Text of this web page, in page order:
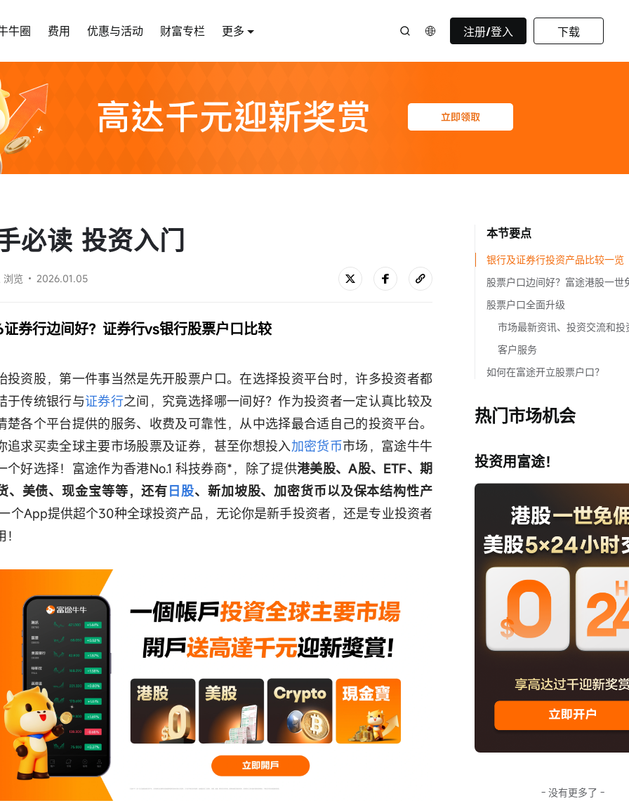
牛圈 费用 优惠与活动 财富专栏 更多 注册/登入 下载
必读 投资入门
浏览 2026.01.05
券行边间好？证券行vs银行股票户口比较
投资股，第一件事当然是先开股票户口。在选择投资平台时，许多投资者都
于传统银行与证券行之间，究竟选择哪一间好？作为投资者一定认真比较及
楚各个平台提供的服务、收费及可靠性，从中选择最合适自己的投资平台。
追求买卖全球主要市场股票及证券，甚至你想投入加密货币市场，富途牛牛
个好选择！富途作为香港No.1 科技券商*，除了提供港美股、A股、ETF、期
、美债、现金宝等等，还有日股、新加坡股、加密货币以及保本结构性产
个App提供超个30种全球投资产品，无论你是新手投资者，还是专业投资者
本节要点
银行及证券行投资产品比较一览
股票户口全面升级
市场最新资讯、投资交流和投
客户服务
如何在富途开立股票户口？
热门市场机会
投资用富途！
- 没有更多了 -